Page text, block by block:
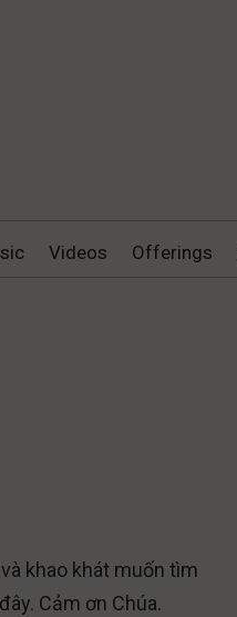
Videos Offerings
khao khát muốn tìm
Cảm ơn Chúa.